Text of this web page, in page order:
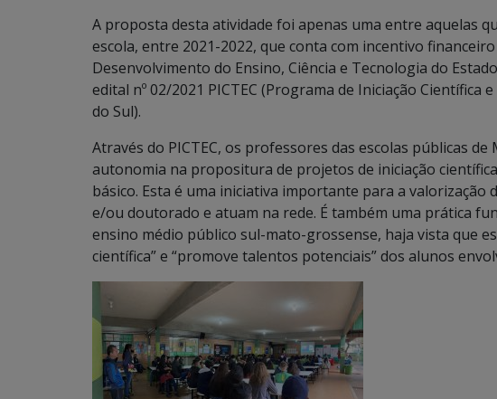
A proposta desta atividade foi apenas uma entre aquelas
escola, entre 2021-2022, que conta com incentivo
Desenvolvimento do Ensino, Ciência e Tecnologia do
edital nº 02/2021 PICTEC (Programa de Iniciação Científica
do Sul).
Através do PICTEC, os professores das escolas públicas
autonomia na propositura de projetos de iniciação
básico. Esta é uma iniciativa importante para a
e/ou doutorado e atuam na rede. É também uma prática
ensino médio público sul-mato-grossense, haja vista que
científica” e “promove talentos potenciais” dos alunos